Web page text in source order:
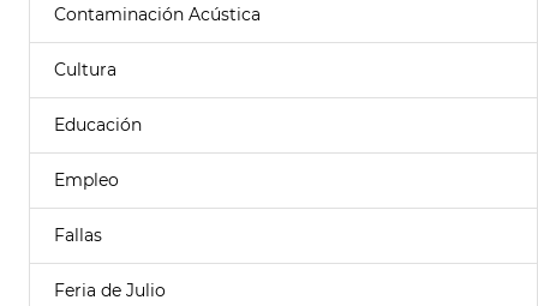
Contaminación Acústica
Cultura
Educación
Empleo
Fallas
Feria de Julio